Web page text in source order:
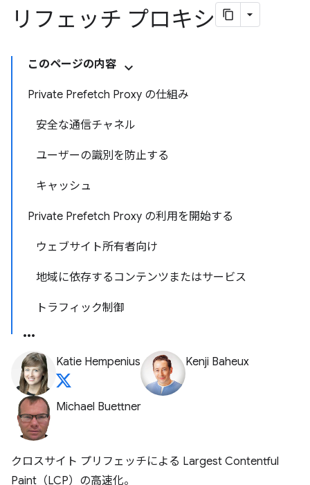
リフェッチ プロキシ
このページの内容
Private Prefetch Proxy の仕組み
安全な通信チャネル
ユーザーの識別を防止する
キャッシュ
Private Prefetch Proxy の利用を開始する
ウェブサイト所有者向け
地域に依存するコンテンツまたはサービス
トラフィック制御
Katie Hempenius Kenji Baheux
Michael Buettner
クロスサイト プリフェッチによる Largest Contentful
Paint（LCP）の高速化。